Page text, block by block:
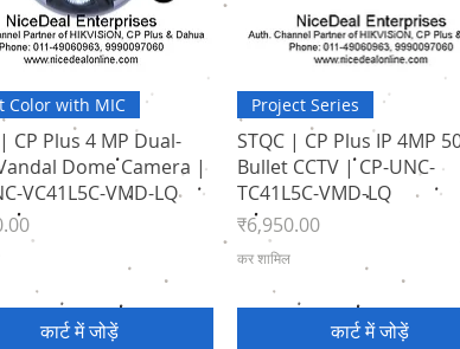
त्वरित दृश्य
Color with MIC
CP Plus 4 MP Dual-
Dome Camera |
VC41L5C-VMD-LQ
कार्ट में जोड़ें
त्वरित दृश्य
Project Series
STQC | CP Plus IP 4MP
Bullet CCTV | CP-UNC-
TC41L5C-VMD-LQ
मूल्य
₹6,950.00
कर शामिल
कार्ट में जोड़ें